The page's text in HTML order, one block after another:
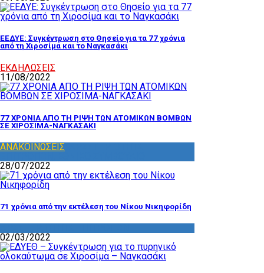
ΕΕΔΥΕ: Συγκέντρωση στο Θησείο για τα 77 χρόνια
από τη Χιροσίμα και το Ναγκασάκι
ΕΚΔΗΛΩΣΕΙΣ
11/08/2022
77 ΧΡΟΝΙΑ ΑΠΟ ΤΗ ΡΙΨΗ ΤΩΝ ΑΤΟΜΙΚΩΝ ΒΟΜΒΩΝ
ΣΕ ΧΙΡΟΣΙΜΑ-ΝΑΓΚΑΣΑΚΙ
ΑΝΑΚΟΙΝΩΣΕΙΣ
28/07/2022
71 χρόνια από την εκτέλεση του Νίκου Νικηφορίδη
02/03/2022